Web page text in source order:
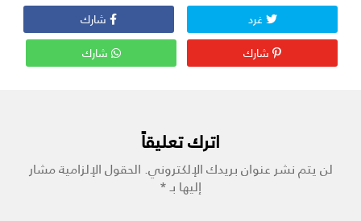
غرد
شارك
شارك
شارك
اترك تعليقاً
لن يتم نشر عنوان بريدك الإلكتروني.الحقول الإلزامية مشار
إليها بـ*